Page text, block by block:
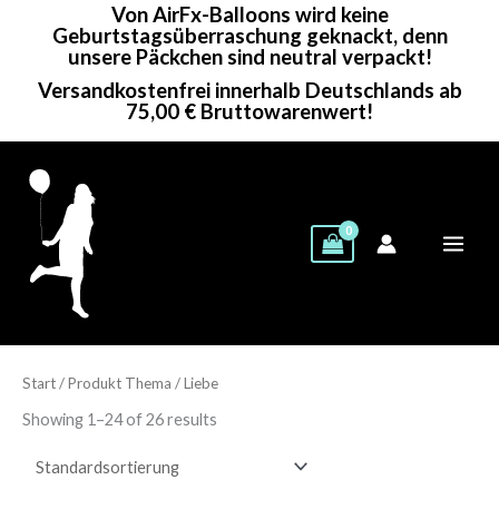
Von AirFx-Balloons wird keine
Geburtstagsüberraschung geknackt, denn
unsere Päckchen sind neutral verpackt!
Versandkostenfrei innerhalb Deutschlands ab
75,00 € Bruttowarenwert!
Start/ Produkt Thema / Liebe
Showing 1–24 of 26 results